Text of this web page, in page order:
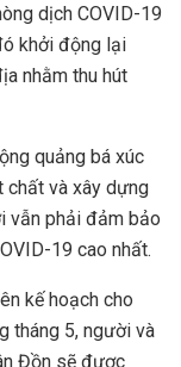
dịch COVID-19
khởi động lại
nhằm thu hút
quảng bá xúc
chất và xây dựng
vẫn phải đảm bảo
19 cao nhất.
kế hoạch cho
tháng 5, người và
Đồn sẽ được